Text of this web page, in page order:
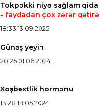
Tokpokki niyə sağlam qida
- faydadan çox zərər
18:33 13.09.2025
Günəş yeyin
20:25 01.06.2024
Xoşbəxtlik hormonu
13:28 18.05.2024